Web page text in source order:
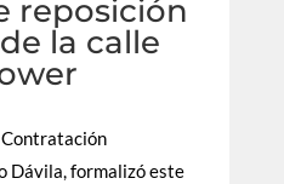
reposición
la calle
Contratación
Dávila, formalizó este